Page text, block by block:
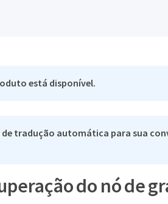
está disponível.
tradução automática para sua
do nó de